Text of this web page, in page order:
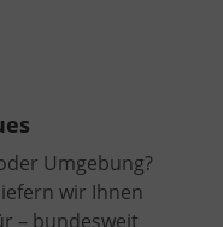
Umgebung?
wir Ihnen
– bundesweit